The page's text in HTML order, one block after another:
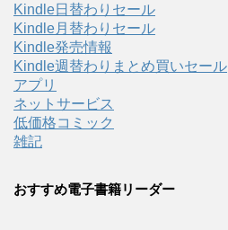
Kindle日替わりセール
Kindle月替わりセール
Kindle発売情報
Kindle週替わりまとめ買いセール
アプリ
ネットサービス
低価格コミック
雑記
おすすめ電子書籍リーダー